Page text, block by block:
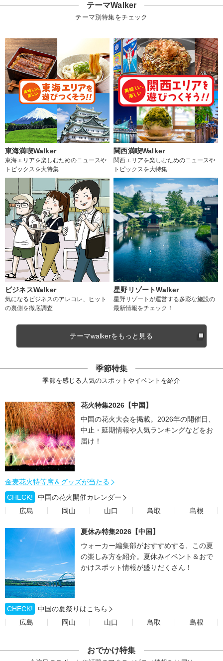
テーマWalker
テーマ別特集をチェック
東海満喫Walker
東海エリアを楽しむためのニュースや
トピックスを大特集
関西満喫Walker
関西エリアを楽しむためのニュースや
トピックスを大特集
ビジネスWalker
気になるビジネスのアレコレ、ヒット
の裏側を徹底調査
星野リゾートWalker
星野リゾートが運営する多彩な施設の
最新情報をチェック！
テーマwalkerをもっと見る
季節特集
季節を感じる人気のスポットやイベントを紹介
花火特集2026【中国】
中国の花火大会を掲載。2026年の開催日、
中止・延期情報や人気ランキングなどをお
届け！
金麦花火特等席＆グッズが当たる
CHECK!
中国の花火開催カレンダー
広島
岡山 山口 鳥取 島根
夏休み特集2026【中国】
ウォーカー編集部がおすすめする、この夏
の楽しみ方を紹介。夏休みイベント＆おで
かけスポット情報が盛りだくさん！
CHECK!
中国の夏祭りはこちら
広島
岡山 山口 鳥取 島根
おでかけ特集